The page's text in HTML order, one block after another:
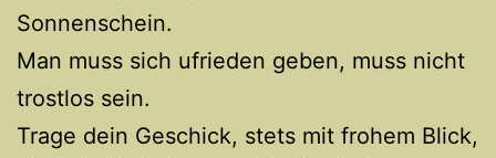
Sonnenschein.
Man muss sich ufrieden geben, muss nicht
trostlos sein.
Trage dein Geschick, stets mit frohem Blick,